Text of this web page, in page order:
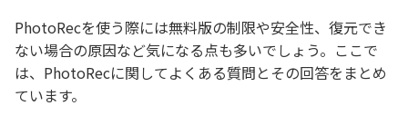
PhotoRecを使う際には無料版の制限や安全性、復元でき
ない場合の原因など気になる点も多いでしょう。ここで
は、PhotoRecに関してよくある質問とその回答をまとめ
ています。